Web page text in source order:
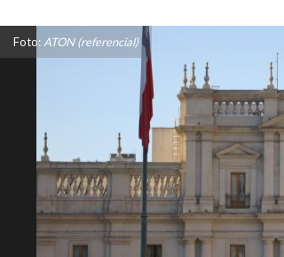
Foto: ATON (referencial)